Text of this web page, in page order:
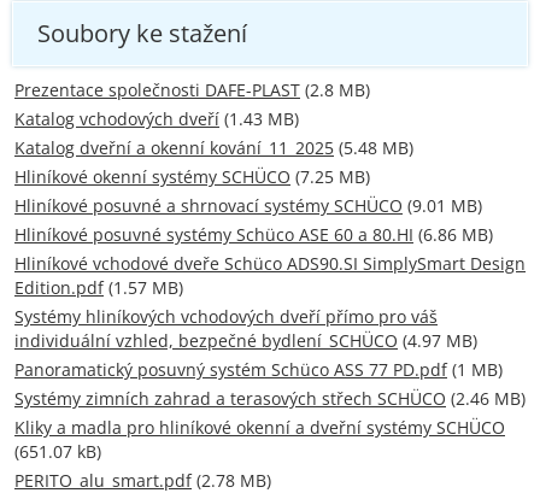
Soubory ke stažení
Prezentace společnosti DAFE-PLAST (2.8 MB)
Katalog vchodových dveří (1.43 MB)
Katalog dveřní a okenní kování_11_2025 (5.48 MB)
Hliníkové okenní systémy SCHÜCO (7.25 MB)
Hliníkové posuvné a shrnovací systémy SCHÜCO (9.01 MB)
Hliníkové posuvné systémy Schüco ASE 60 a 80.HI (6.86 MB)
Hliníkové vchodové dveře Schüco ADS90.SI SimplySmart Design
Edition.pdf(1.57 MB)
Systémy hliníkových vchodových dveří přímo pro váš
individuální vzhled, bezpečné bydlení_SCHÜCO (4.97 MB)
Panoramatický posuvný systém Schüco ASS 77 PD.pdf(1 MB)
Systémy zimních zahrad a terasových střech SCHÜCO (2.46 MB)
Kliky a madla pro hliníkové okenní a dveřní systémy SCHÜCO
(651.07 kB)
PERITO_alu_smart.pdf(2.78 MB)